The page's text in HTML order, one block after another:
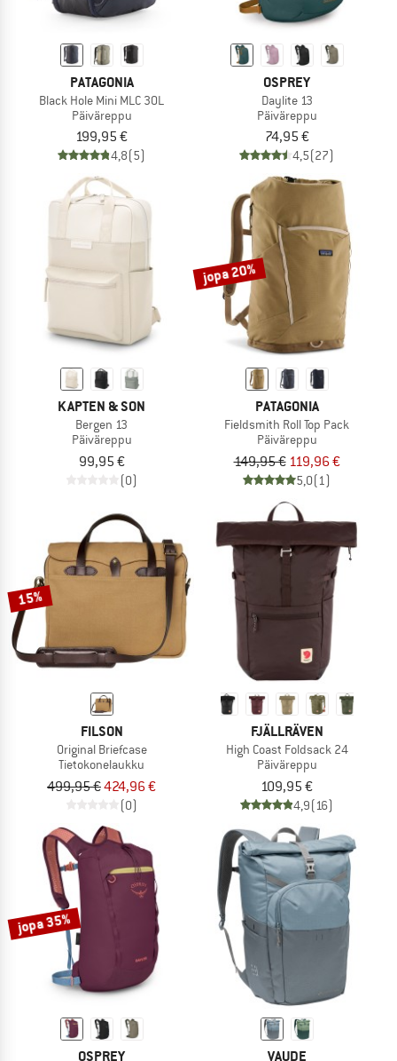
PATAGONIA
Black Hole Mini MLC 30L
Päiväreppu
199,95 €
4,8(5)
OSPREY
Daylite 13
Päiväreppu
74,95 €
4,5(27)
KAPTEN & SON
Bergen 13
Päiväreppu
99,95 €
(0)
jopa 20%
PATAGONIA
Fieldsmith Roll Top Pack
Päiväreppu
149,95 € 119,96 €
5,0(1)
15%
FILSON
Original Briefcase
Tietokonelaukku
499,95 €424,96 €
(0)
FJÄLLRÄVEN
High Coast Foldsack 24
Päiväreppu
109,95 €
4,9(16)
jopa 35%
OSPREY VAUDE